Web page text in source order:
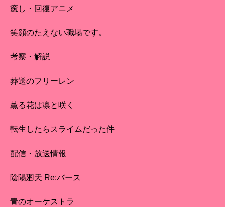
癒し・回復アニメ
笑顔のたえない職場です。
考察・解説
葬送のフリーレン
薫る花は凛と咲く
転生したらスライムだった件
配信・放送情報
陰陽廻天 Re:バース
青のオーケストラ